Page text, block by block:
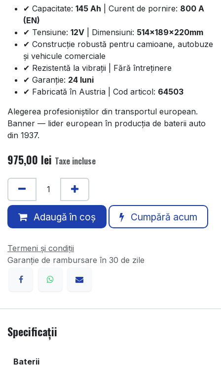
✔ Capacitate: 145 Ah | Curent de pornire: 800 A
(EN)
✔ Tensiune: 12V | Dimensiuni: 514x189x220mm
✔ Construcție robustă pentru camioane, autobuze
și vehicule comerciale
✔ Rezistentă la vibrații | Fără întreținere
✔ Garanție: 24 luni
✔ Fabricată în Austria | Cod articol: 64503
Alegerea profesioniștilor din transportul european.
Banner — lider european în producția de baterii auto
din 1937.
975,00 lei Taxe incluse
Adaugă în coș Cumpără acum
Termeni și condiții
Garanție de rambursare în 30 de zile
Specificații
Baterii